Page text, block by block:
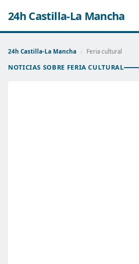
24h Castilla-La Mancha
24h Castilla-La Mancha › Feria cultural
NOTICIAS SOBRE FERIA CULTURAL